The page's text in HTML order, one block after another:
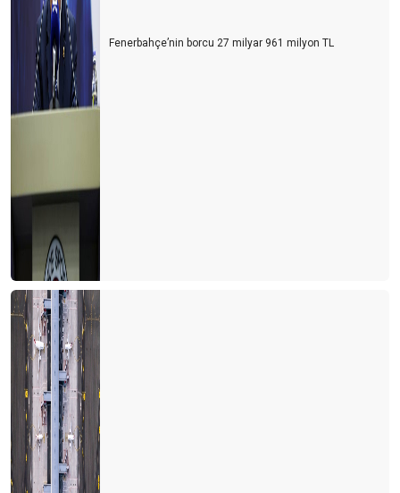
Eleştirelim ama hakkını da verelim
Turist gelecek hayaline kapılmayalım
Turizmde herkes bildiğini okuyor
Son dakika umut oldu
Turizmci umudunu kaybetmemek için direniyor
2021 yılı turizmde umut ve endişe yılı olacak
Antalya dünyanın en iyisi
Antalya yurt dışı uçuşlara kapatılmalı
TURİZM İSTATİSTİKLERİ DEVLET SIRRI MI?
Lara-Kundu'nun unutulan arka bahçesi
Bu işin sonu nereye varacak?
Siyasiler tepişiyor turizm eziliyor
Fenerbahçe’nin borcu 27 milyar 961 milyon TL